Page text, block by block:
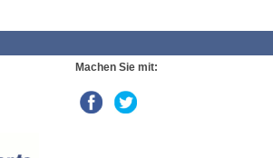
Machen Sie mit: